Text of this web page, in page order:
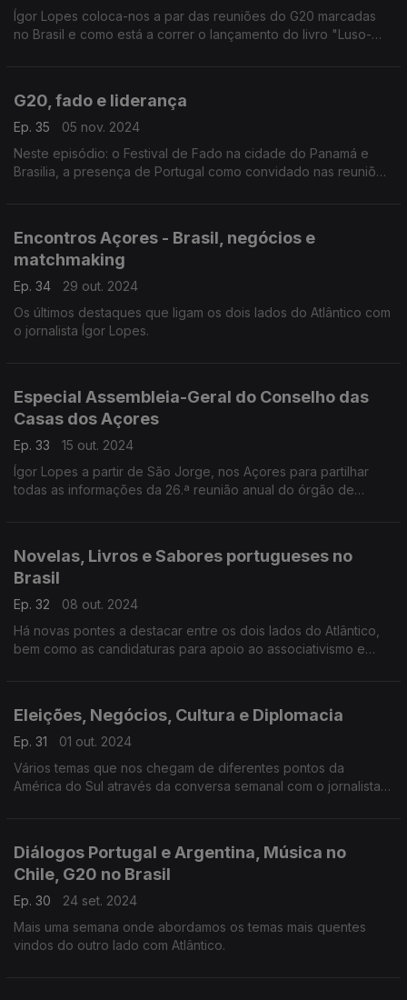
Ígor Lopes coloca-nos a par das reuniões do G20 marcadas
no Brasil e como está a correr o lançamento do livro "Luso-
G20, fado e liderança
Ep. 35
05 nov. 2024
Neste episódio: o Festival de Fado na cidade do Panamá e
Brasilia, a presença de Portugal como convidado nas reuniões
Encontros Açores - Brasil, negócios e
matchmaking
Ep. 34
29 out. 2024
Os últimos destaques que ligam os dois lados do Atlântico com
o jornalista Ígor Lopes.
Especial Assembleia-Geral do Conselho das
Casas dos Açores
Ep. 33
15 out. 2024
Ígor Lopes a partir de São Jorge, nos Açores para partilhar
todas as informações da 26.ª reunião anual do órgão de
Novelas, Livros e Sabores portugueses no
Brasil
Ep. 32
08 out. 2024
Há novas pontes a destacar entre os dois lados do Atlântico,
bem como as candidaturas para apoio ao associativismo e
Eleições, Negócios, Cultura e Diplomacia
Ep. 31
01 out. 2024
Vários temas que nos chegam de diferentes pontos da
América do Sul através da conversa semanal com o jornalista
Diálogos Portugal e Argentina, Música no
Chile, G20 no Brasil
Ep. 30
24 set. 2024
Mais uma semana onde abordamos os temas mais quentes
vindos do outro lado com Atlântico.